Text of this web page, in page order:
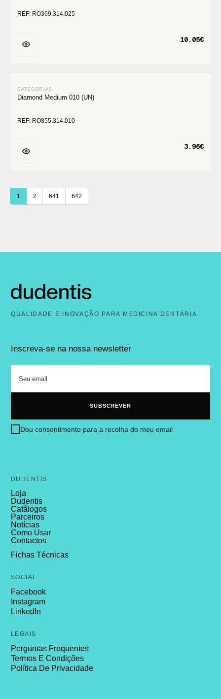
REF: RO369.314.025
10.05€
Diamond Medium 010 (UN)
REF: RO855.314.010
3.96€
1 2 641 642
QUALIDADE E INOVAÇÃO PARA MEDICINA DENTÁRIA
Inscreva-se na nossa newsletter
Dou consentimento para a recolha do meu email
DUDENTIS
Loja
Dudentis
Catálogos
Parceiros
Notícias
Como Usar
Contactos
Fichas Técnicas
SOCIAL
Facebook
Instagram
LinkedIn
LEGAIS
Perguntas Frequentes
Termos E Condições
Política De Privacidade